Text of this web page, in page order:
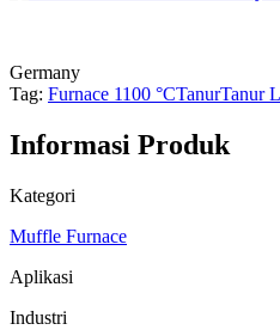
Germany
Tag: Furnace 1100 °CTanurTanur
Informasi Produk
Kategori
Muffle Furnace
Aplikasi
Industri